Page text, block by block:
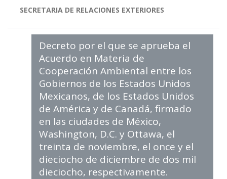
SECRETARIA DE RELACIONES EXTERIORES
Decreto por el que se aprueba el
Acuerdo en Materia de
Cooperación Ambiental entre los
Gobiernos de los Estados Unidos
Mexicanos, de los Estados Unidos
de América y de Canadá, firmado
en las ciudades de México,
Washington, D.C. y Ottawa, el
treinta de noviembre, el once y el
dieciocho de diciembre de dos mil
dieciocho, respectivamente.